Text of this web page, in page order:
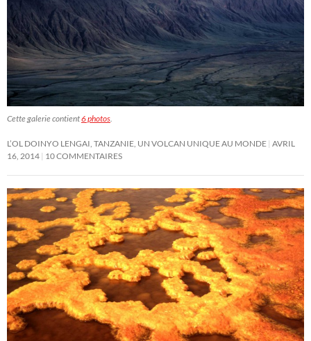
Cette galerie contient6 photos
L’OL DOINYO LENGAI, TANZANIE, UN VOLCAN UNIQUE AU MONDE AVRIL
16, 2014 10 COMMENTAIRES